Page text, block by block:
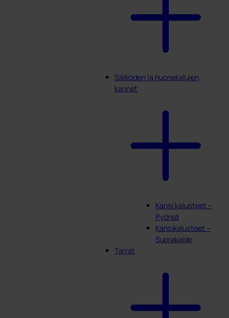
Säiliöiden ja huonekalujen
kannet
Kansi kalusteet –
Pyöreä
Kansikalusteet –
Suorakaide
Tarrat